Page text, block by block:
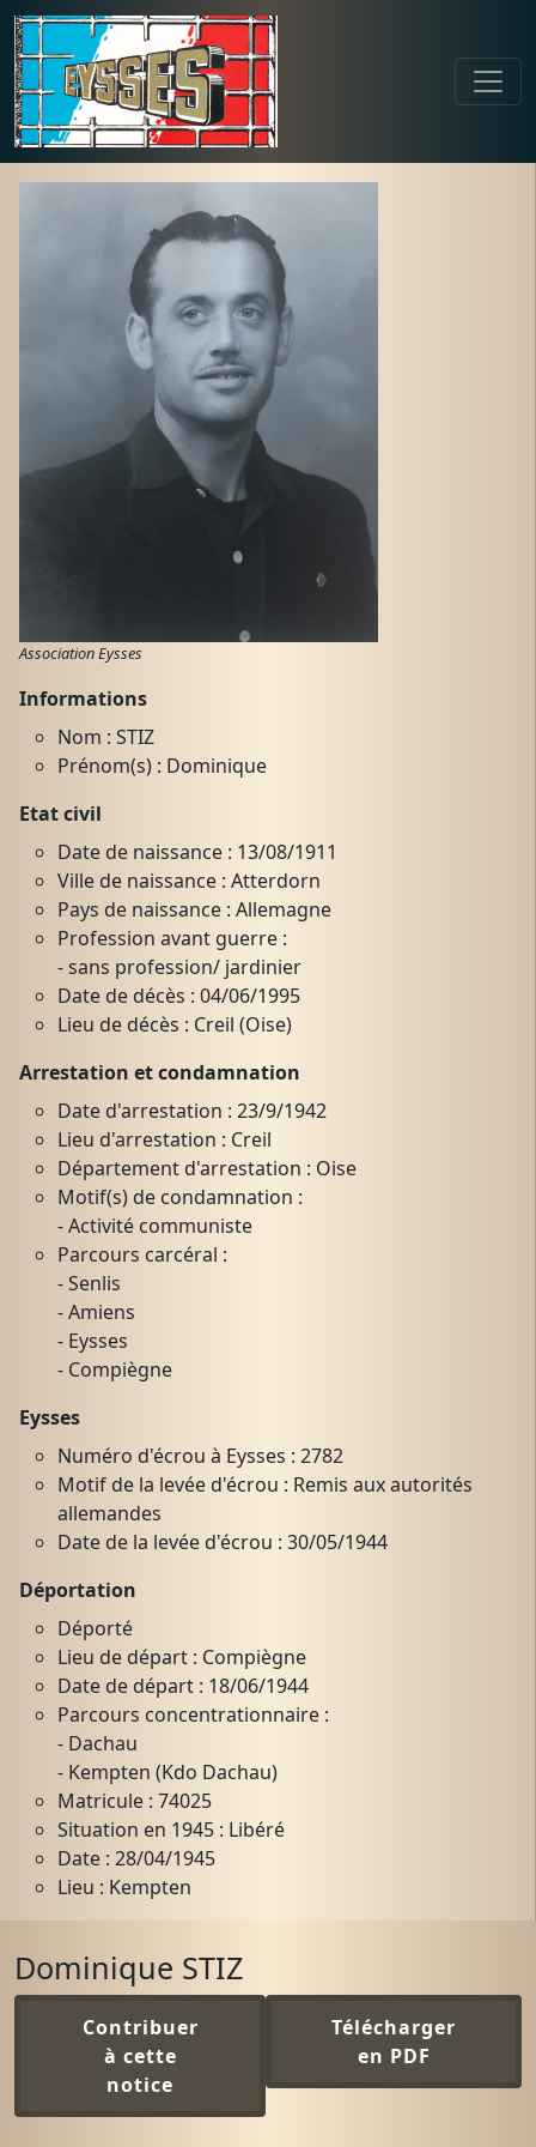
Association Eysses
Informations
Nom : STIZ
Prénom(s) : Dominique
Etat civil
Date de naissance : 13/08/1911
Ville de naissance : Atterdorn
Pays de naissance : Allemagne
Profession avant guerre :
- sans profession/ jardinier
Date de décès : 04/06/1995
Lieu de décès : Creil (Oise)
Arrestation et condamnation
Date d'arrestation : 23/9/1942
Lieu d'arrestation : Creil
Département d'arrestation : Oise
Motif(s) de condamnation :
- Activité communiste
Parcours carcéral :
- Senlis
- Amiens
- Eysses
- Compiègne
Eysses
Numéro d'écrou à Eysses : 2782
Motif de la levée d'écrou : Remis aux autorités
allemandes
Date de la levée d'écrou : 30/05/1944
Déportation
Déporté
Lieu de départ : Compiègne
Date de départ : 18/06/1944
Parcours concentrationnaire :
- Dachau
- Kempten (Kdo Dachau)
Matricule : 74025
Situation en 1945 : Libéré
Date : 28/04/1945
Lieu : Kempten
Dominique STIZ
Contribuer
à cette
notice
Télécharger
en PDF